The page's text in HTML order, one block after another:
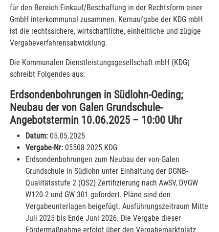
für den Bereich Einkauf/Beschaffung in der Rechtsform einer
GmbH interkommunal zusammen. Kernaufgabe der KDG mbH
ist die rechtssichere, wirtschaftliche, einheitliche und zügige
Vergabeverfahrensabwicklung.
Die Kommunalen Dienstleistungsgesellschaft mbH (KDG)
schreibt Folgendes aus:
Erdsondenbohrungen in Südlohn-Oeding;
Neubau der von Galen Grundschule-
Angebotstermin 10.06.2025 – 10:00 Uhr
Datum: 05.05.2025
Vergabe-Nr: 05508-2025 KDG
Erdsondenbohrungen zum Neubau der von-Galen
Grundschule in Südlohn unter Einhaltung der DGNB-
Qualitätsstufe 2 (QS2) Zertifizierung nach AwSV, DVGW
W120-2 und GW 301 gefordert. Pläne sind den
Vergabeunterlagen beigefügt. Ausführungszeitraum Mitte
Juli 2025 bis Ende Juni 2026. Die Vergabe dieser
Fördermaßnahme erfolgt über den Vergabemarktplatz